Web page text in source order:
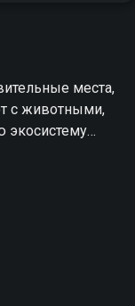
места,
с животными,
экосистему
хорошем HD